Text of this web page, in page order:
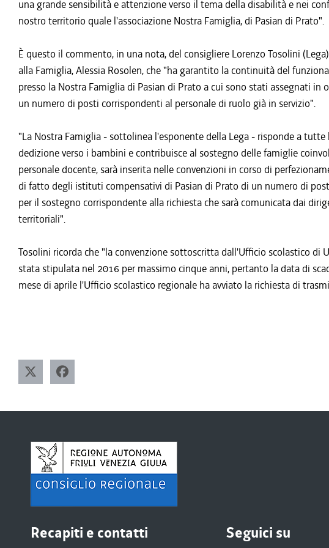
una grande sensibilità e attenzione verso il tema della disabilità e nei
nostro territorio quale l'associazione Nostra Famiglia, di Pasian di Prato".
È questo il commento, in una nota, del consigliere Lorenzo Tosolini
alla Famiglia, Alessia Rosolen, che "ha garantito la continuità del
presso la Nostra Famiglia di Pasian di Prato a cui sono stati assegnati
un numero di posti corrispondenti al personale di ruolo già in servizio".
"La Nostra Famiglia - sottolinea l'esponente della Lega - risponde a
dedizione verso i bambini e contribuisce al sostegno delle famiglie
personale docente, sarà inserita nelle convenzioni in corso di
di fatto degli istituti compensativi di Pasian di Prato di un numero di
per il sostegno corrispondente alla richiesta che sarà comunicata dai
territoriali".
Tosolini ricorda che "la convenzione sottoscritta dall'Ufficio scolastico di
stata stipulata nel 2016 per massimo cinque anni, pertanto la data di
mese di aprile l'Ufficio scolastico regionale ha avviato la richiesta di
Recapiti e contatti Seguici su